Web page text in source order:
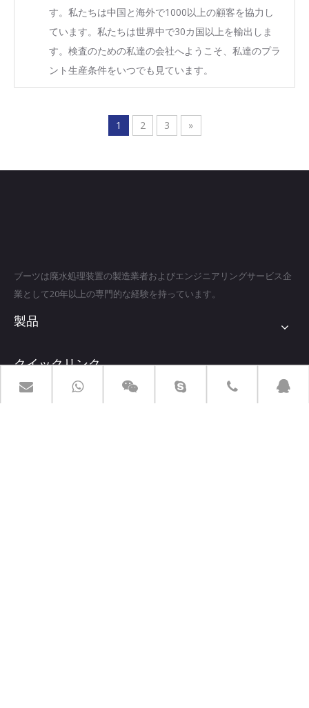
す。私たちは中国と海外で1000以上の顧客を協力し
ています。私たちは世界中で30カ国以上を輸出しま
す。検査のための私達の会社へようこそ、私達のプラ
ント生産条件をいつでも見ています。
1 2 3 »
ブーツは廃水処理装置の製造業者およびエンジニアリングサービス企
業として20年以上の専門的な経験を持っています。
製品
クイックリンク
お問い合わせ